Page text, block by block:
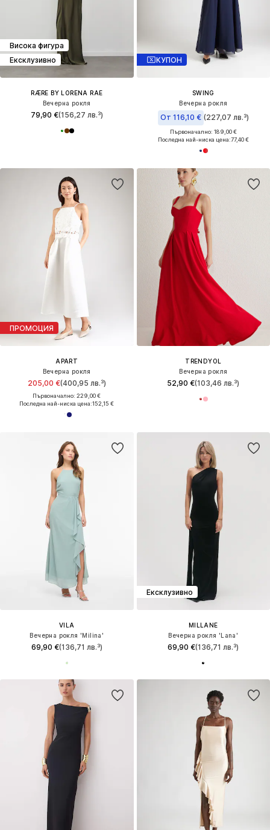
Висока фигура
Ексклузивно
RÆRE BY LORENA RAE
Вечерна рокля
79,90 €(156,27 лв.³)
КУПОН
SWING
Вечерна рокля
От 116,10 € (227,07 лв.³)
Първоначално: 189,00 €
Последна най-ниска цена:77,40 €
ПРОМОЦИЯ
APART
Вечерна рокля
205,00 €(400,95 лв.³)
Първоначално: 229,00 €
Последна най-ниска цена:152,15 €
TRENDYOL
Вечерна рокля
52,90 €(103,46 лв.³)
VILA
Вечерна рокля 'Milina'
69,90 €(136,71 лв.³)
Ексклузивно
MILLANE
Вечерна рокля 'Lana'
69,90 €(136,71 лв.³)